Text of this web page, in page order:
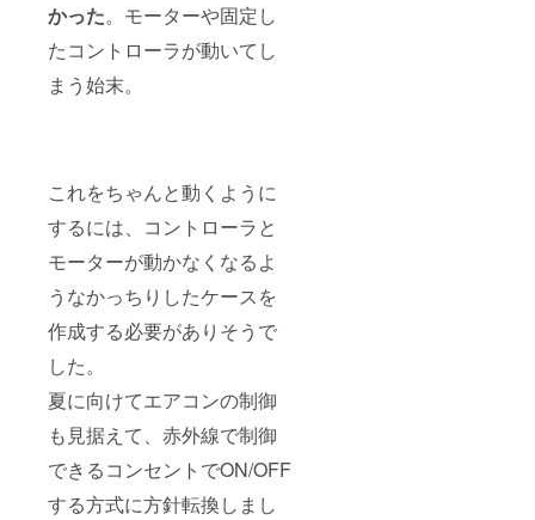
かった。モーターや固定し
たコントローラが動いてし
まう始末。
これをちゃんと動くように
するには、コントローラと
モーターが動かなくなるよ
うなかっちりしたケースを
作成する必要がありそうで
した。
夏に向けてエアコンの制御
も見据えて、赤外線で制御
できるコンセントでON/OFF
する方式に方針転換しまし